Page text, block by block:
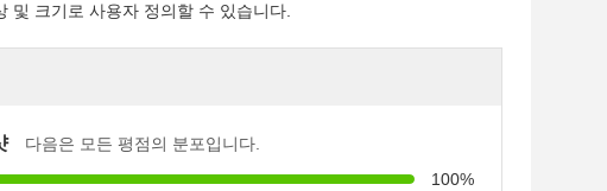
및 크기로 사용자 정의할 수 있습니다.
다음은 모든 평점의 분포입니다.
100%